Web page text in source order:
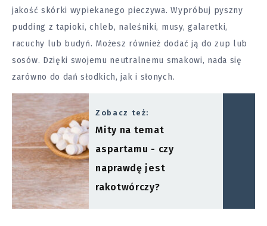
jakość skórki wypiekanego pieczywa. Wypróbuj pyszny
pudding z tapioki, chleb, naleśniki, musy, galaretki,
racuchy lub budyń. Możesz również dodać ją do zup lub
sosów. Dzięki swojemu neutralnemu smakowi, nada się
zarówno do dań słodkich, jak i słonych.
Zobacz też:
Mity na temat
aspartamu - czy
naprawdę jest
rakotwórczy?